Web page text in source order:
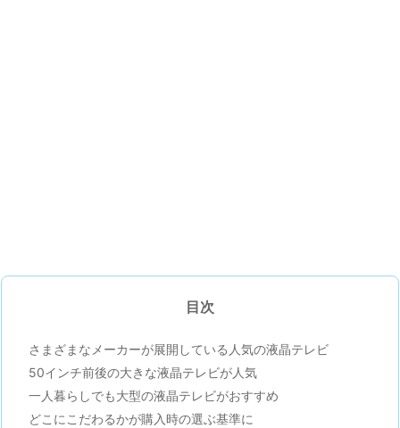
目次
さまざまなメーカーが展開している人気の液晶テレビ
50インチ前後の大きな液晶テレビが人気
一人暮らしでも大型の液晶テレビがおすすめ
どこにこだわるかが購入時の選ぶ基準に